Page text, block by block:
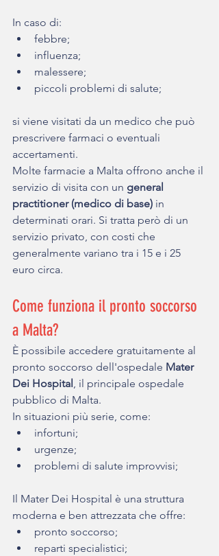
In caso di:
febbre;
influenza;
malessere;
piccoli problemi di salute;
si viene visitati da un medico che può
prescrivere farmaci o eventuali
accertamenti.
Molte farmacie a Malta offrono anche il
servizio di visita con un general
practitioner (medico di base) in
determinati orari. Si tratta però di un
servizio privato, con costi che
generalmente variano tra i 15 e i 25
euro circa.
Come funziona il pronto soccorso
a Malta?
È possibile accedere gratuitamente al
pronto soccorso dell'ospedale Mater
Dei Hospital , il principale ospedale
pubblico di Malta.
In situazioni più serie, come:
infortuni;
urgenze;
problemi di salute improvvisi;
Il Mater Dei Hospital è una struttura
moderna e ben attrezzata che offre:
pronto soccorso;
reparti specialistici;